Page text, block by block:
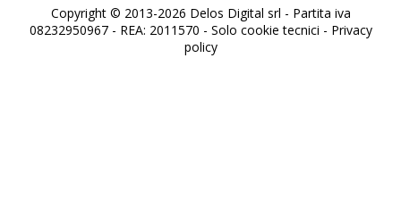
Copyright © 2013-2026 Delos Digital srl - Partita iva
08232950967 - REA: 2011570 - Solo cookie tecnici - Privacy
policy